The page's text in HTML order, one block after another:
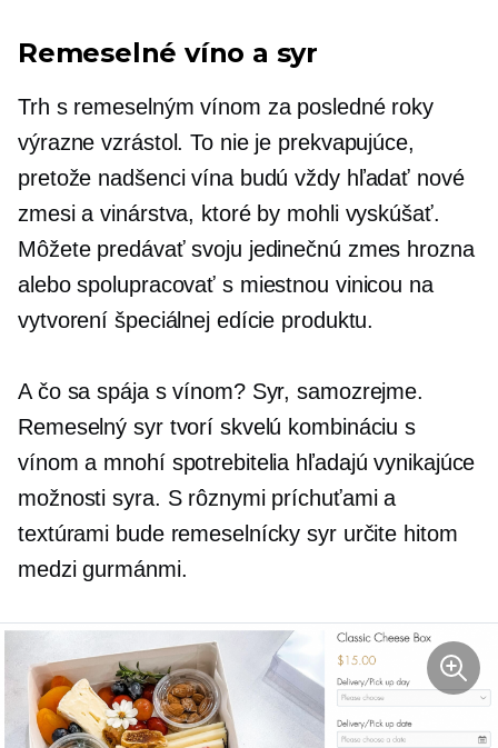
Remeselné víno a syr
Trh s remeselným vínom za posledné roky
výrazne vzrástol. To nie je prekvapujúce,
pretože nadšenci vína budú vždy hľadať nové
zmesi a vinárstva, ktoré by mohli vyskúšať.
Môžete predávať svoju jedinečnú zmes hrozna
alebo spolupracovať s miestnou vinicou na
vytvorení špeciálnej edície produktu.
A čo sa spája s vínom? Syr, samozrejme.
Remeselný syr tvorí skvelú kombináciu s
vínom a mnohí spotrebitelia hľadajú vynikajúce
možnosti syra. S rôznymi príchuťami a
textúrami bude remeselnícky syr určite hitom
medzi gurmánmi.